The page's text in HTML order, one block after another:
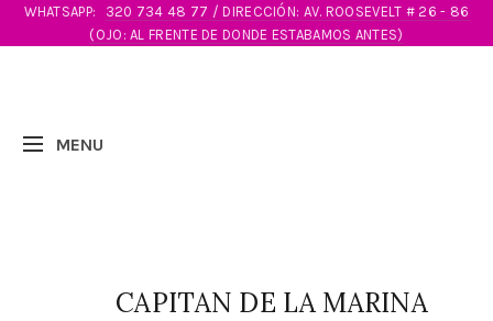
WHATSAPP:
320 734 48 77 / DIRECCIÓN: AV. ROOSEVELT # 26 - 86
(OJO: AL FRENTE DE DONDE ESTABAMOS ANTES)
CAPITAN DE LA MARINA